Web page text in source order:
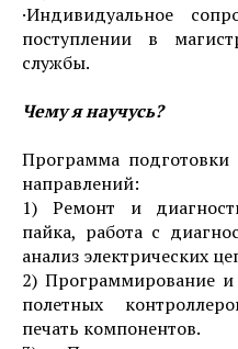
·Индивидуальное
поступлении в
службы.
Чему я научусь?
Программа
направлений:
1) Ремонт и
пайка, работа с
анализ электрических
2) Программирование и
полетных
печать компонентов.